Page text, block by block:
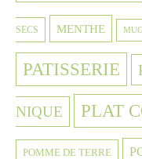
SECS MENTHE
PATISSERIE
NIQUE PLAT
POMME DE TERRE